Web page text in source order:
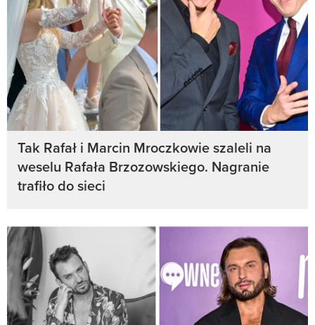
Tak Rafał i Marcin Mroczkowie szaleli na
weselu Rafała Brzozowskiego. Nagranie
trafiło do sieci